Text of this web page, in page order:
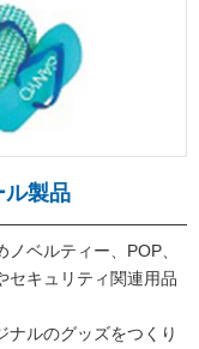
ル製品
ベルティー、POP、
セキュリティ関連用品
ナルのグッズをつくり